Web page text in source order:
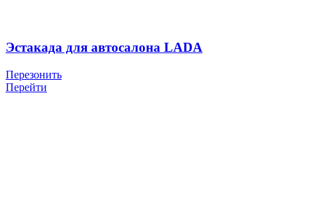
Эстакада для автосалона LADA
Перезонить
Перейти